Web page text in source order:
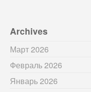
Archives
Март 2026
Февраль 2026
Январь 2026